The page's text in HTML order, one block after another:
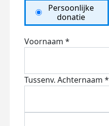
Persoonlijke
donatie
Voornaam *
Tussenv. Achternaam *